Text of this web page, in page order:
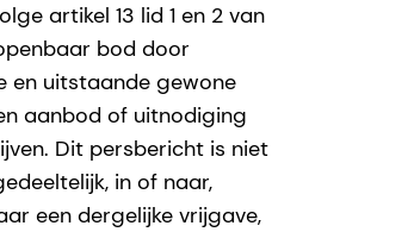
artikel 13 lid 1 en 2 van
bod door
en uitstaande gewone
aanbod of uitnodiging
Dit persbericht is niet
in of naar,
een dergelijke vrijgave,